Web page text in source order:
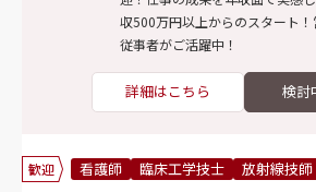
収500万円以上からのスタート
従事者がご活躍中！
詳細はこちら
歓迎 看護師 臨床工学技士 放射線技師